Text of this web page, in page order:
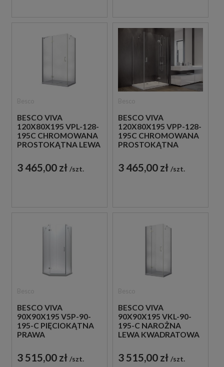
BESCO VIVA
120X80X195 VPL-128-
195C CHROMOWANA
PROSTOKĄTNA LEWA
PRYSZNICOWA
3 465,00 zł szt.
BESCO VIVA
120X80X195 VPP-128-
195C CHROMOWANA
PROSTOKĄTNA
PRYSZNICOWA
3 465,00 zł szt.
BESCO VIVA
90X90X195 V5P-90-
195-C PIĘCIOKĄTNA
PRAWA
KABINA
PRYSZNICOWA
3 515,00 zł szt.
BESCO VIVA
90X90X195 VKL-90-
195-C NAROŻNA
LEWA KWADRATOWA
PRYSZNICOWA
3 515,00 zł szt.